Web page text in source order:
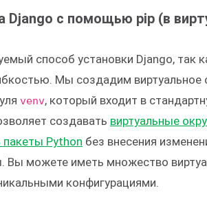
Django с помощью pip (в
способ установки Django, так
Мы создадим виртуальное
venv, который входит в
создавать виртуальные
пакеты Python без внесения
Вы можете иметь множество
конфигурациями.